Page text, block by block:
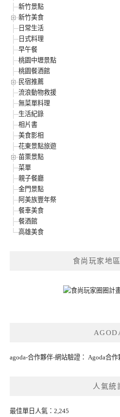
新竹景點
新竹美食
日常生活
日式料理
早午餐
桃園中壢景點
桃園餐酒館
民宿推薦
流浪動物救援
無菜單料理
生活紀錄
相片書
美食影相
花東景點旅遊
苗栗景點
菜單
親子餐廳
金門景點
阿美族豐年祭
餐車美食
餐酒館
高雄美食
食尚玩家地
agoda-合作夥伴-網站驗證： Agoda合
人氣統
最佳單日人氣：2,245